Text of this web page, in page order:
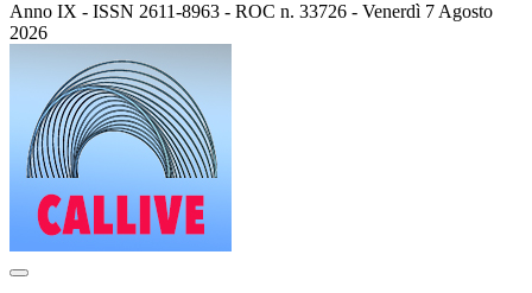
Anno IX - ISSN 2611-8963 - ROC n. 33726 - Venerdì 7 Agosto
2026